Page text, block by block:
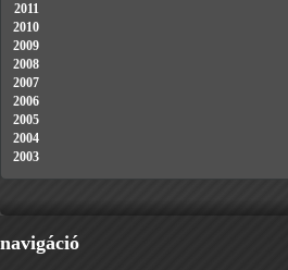
2011
2010
2009
2008
2007
2006
2005
2004
2003
navigáció